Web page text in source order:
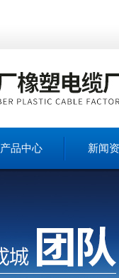
产品中心 新闻